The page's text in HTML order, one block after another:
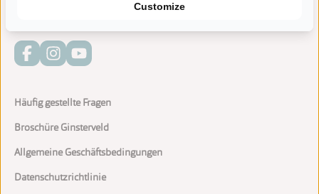
Häufig gestellte Fragen
Broschüre Ginsterveld
Allgemeine Geschäftsbedingungen
Datenschutzrichtlinie
Customize